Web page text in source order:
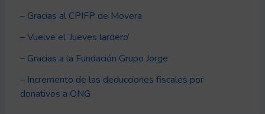
– Gracias al CPIFP de Movera
– Vuelve el ‘Jueves lardero’
– Gracias a la Fundación Grupo Jorge
– Incremento de las deducciones fiscales por
donativos a ONG